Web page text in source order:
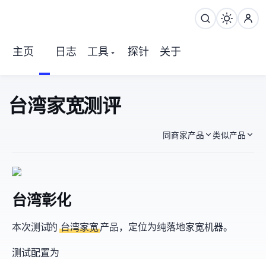
主页 日志 工具 探针 关于
YunYoo Hinet台湾家宽NAT 测评
同商家产品 类似产品
台湾彰化 TCVM
本次测试YunYoo的 台湾家宽NAT产品，定位为纯落地家宽机器。
测试配置为